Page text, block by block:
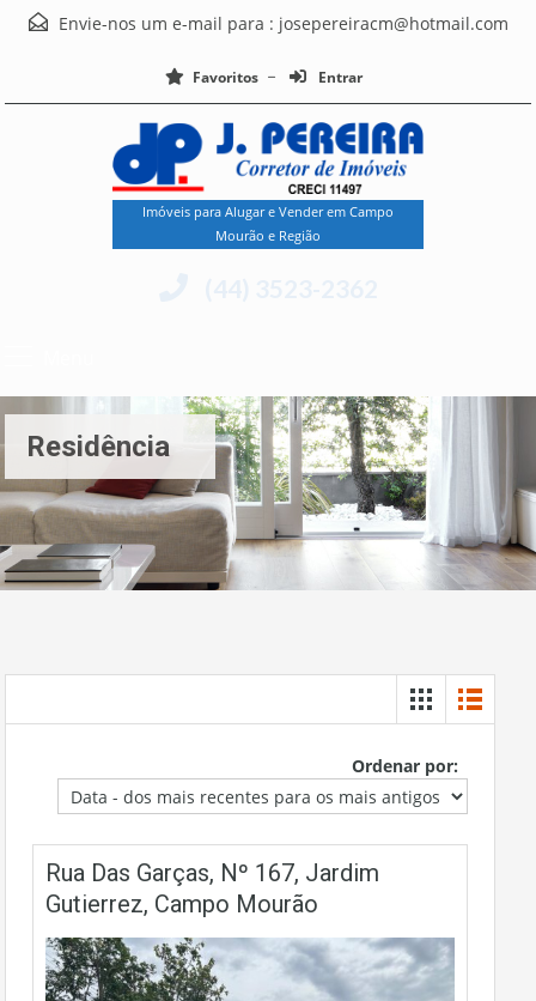
Envie-nos um e-mail para : josepereiracm@hotmail.com
Favoritos Entrar
Imóveis para Alugar e Vender em Campo
Mourão e Região
Residência
Ordenar por:
Rua Das Garças, Nº 167, Jardim
Gutierrez, Campo Mourão